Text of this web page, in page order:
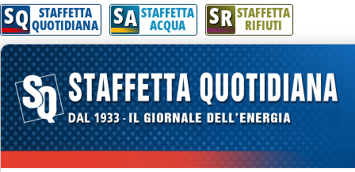
SQ STAFFETTA
QUOTIDIANA SA STAFFETTA
ACQUA SR STAFFETTA
RIFIUTI